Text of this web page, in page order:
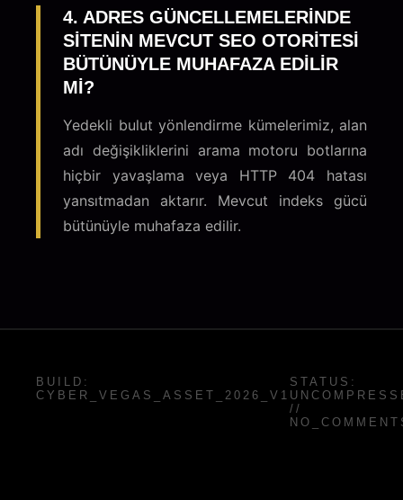
4. ADRES GÜNCELLEMELERINDE
SITENIN MEVCUT SEO OTORITESI
BÜTÜNÜYLE MUHAFAZA EDILIR
MI?
Yedekli bulut yönlendirme kümelerimiz, alan
adı değişikliklerini arama motoru botlarına
hiçbir yavaşlama veya HTTP 404 hatası
yansıtmadan aktarır. Mevcut indeks gücü
bütünüyle muhafaza edilir.
BUILD:
CYBER_VEGAS_ASSET_2026_V1
STATUS:
//